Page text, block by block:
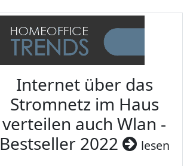
Internet über das
Stromnetz im Haus
verteilen auch Wlan -
Bestseller 2022
lesen